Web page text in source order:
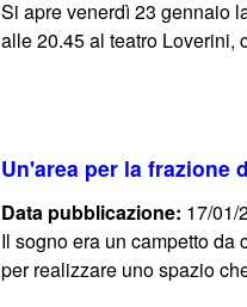
Si apre venerdì 23 gennaio
alle 20.45 al teatro Loverini,
Un'area per la frazione
Data pubblicazione: 17/01/
Il sogno era un campetto
per realizzare uno spazio